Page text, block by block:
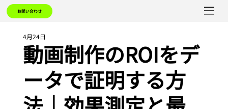
お問い合わせ
動画制作のROIをデ
ータで証明する方
4月24日